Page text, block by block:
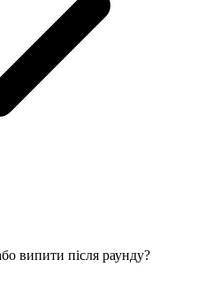
випити після раунду?